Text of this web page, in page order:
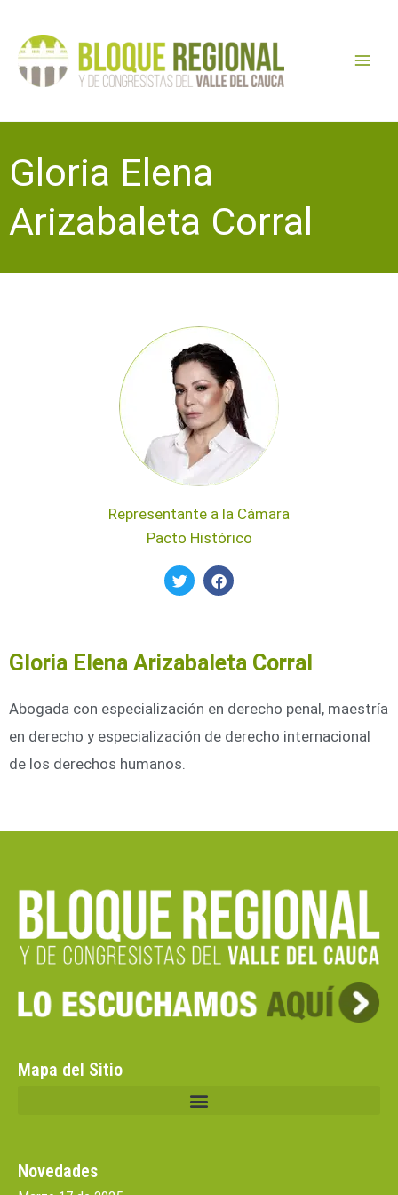
contenido
Menu
Gloria Elena
Arizabaleta Corral
Representante a la Cámara
Pacto Histórico
Gloria Elena Arizabaleta Corral
Abogada con especialización en derecho penal, maestría
en derecho y especialización de derecho internacional
de los derechos humanos.
Mapa del Sitio
Novedades